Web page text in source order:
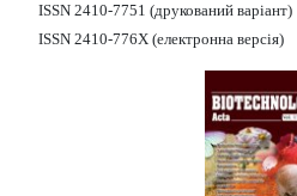
ISSN 2410-7751 (друкований варіант)
ISSN 2410-776X (електронна версія)